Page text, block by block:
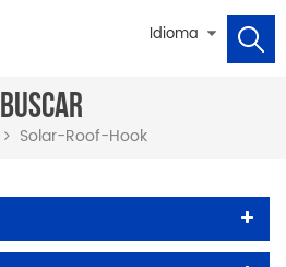
Idioma
BUSCAR
Solar-Roof-Hook